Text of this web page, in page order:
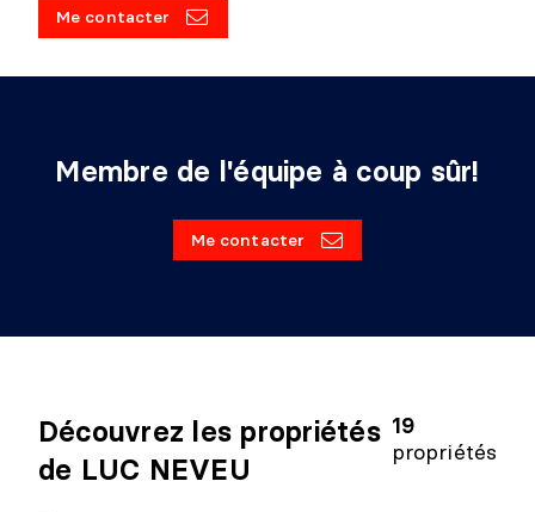
Me contacter
Membre de l'équipe à coup sûr!
Me contacter
Découvrez les propriétés
de LUC NEVEU
19
propriétés